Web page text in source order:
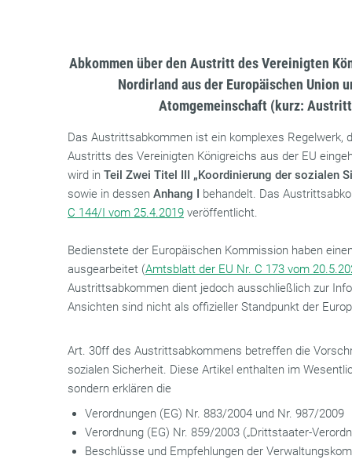
Abkommen über den Austritt des Vereinigten
Nordirland aus der Europäischen Union
Atomgemeinschaft (kurz:
Das Austrittsabkommen ist ein komplexes Regelwerk,
Austritts des Vereinigten Königreichs aus der EU
wird inTeil Zwei Titel III „Koordinierung der sozialen
sowie in dessenAnhang I behandelt. Das
C 144/I vom 25.4.2019 veröffentlicht.
Bedienstete der Europäischen Kommission haben
ausgearbeitet (Amtsblatt der EU Nr. C 173 vom
Austrittsabkommen dient jedoch ausschließlich zur
Ansichten sind nicht als offizieller Standpunkt der
Art. 30ff des Austrittsabkommens betreffen die
sozialen Sicherheit. Diese Artikel enthalten im
sondern erklären die
Verordnungen (EG) Nr. 883/2004 und Nr. 987/2009
Verordnung (EG) Nr. 859/2003 („Drittstaater-
Beschlüsse und Empfehlungen der